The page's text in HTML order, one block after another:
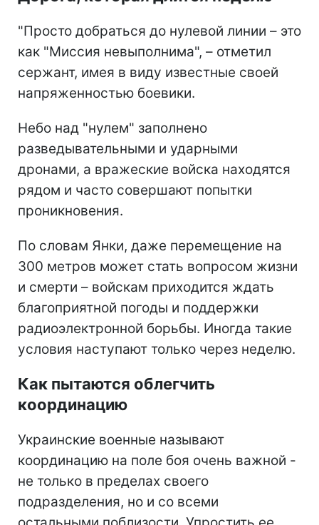
"Просто добраться до нулевой линии – это
как "Миссия невыполнима", – отметил
сержант, имея в виду известные своей
напряженностью боевики.
Небо над "нулем" заполнено
разведывательными и ударными
дронами, а вражеские войска находятся
рядом и часто совершают попытки
проникновения.
По словам Янки, даже перемещение на
300 метров может стать вопросом жизни
и смерти – войскам приходится ждать
благоприятной погоды и поддержки
радиоэлектронной борьбы. Иногда такие
условия наступают только через неделю.
Как пытаются облегчить
координацию
Украинские военные называют
координацию на поле боя очень важной -
не только в пределах своего
подразделения, но и со всеми